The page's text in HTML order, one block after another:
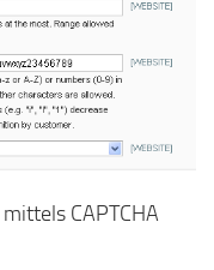
mittels CAPTCHA